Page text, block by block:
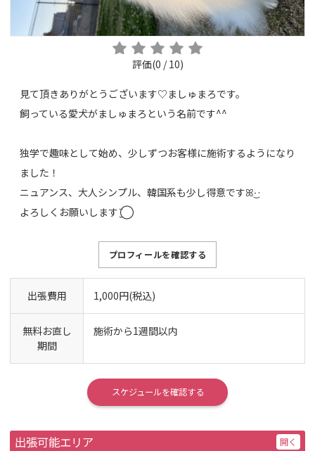
評価(0 / 10)
見て頂きありがとうございます♡ましゅまろです。
飼っている愛犬がましゅまろという名前です^^
独学で趣味として始め、少しずつお客様に施術するようになり
ました！
ニュアンス、大人シンプル、韓国系も少し得意ですꕤ︎︎·͜·
よろしくお願いします¨̮⃝
プロフィールを確認する
出張費用 1,000円(税込)
無料お直し
期間
施術から1週間以内
スケジュールを確認する
出張可能エリア